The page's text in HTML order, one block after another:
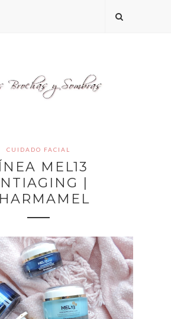
CUIDADO FACIAL
MEL13
|